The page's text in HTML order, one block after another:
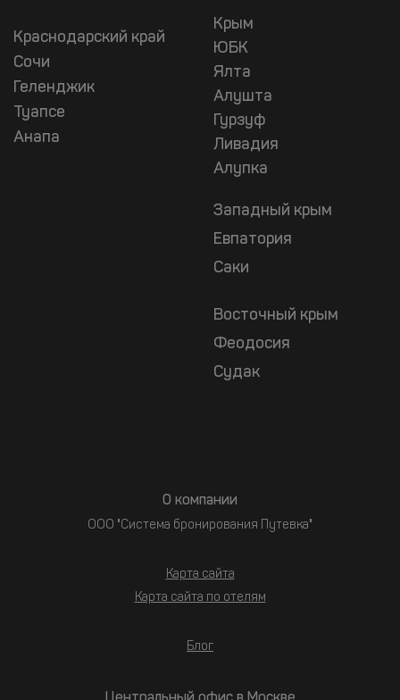
Краснодарский край
Сочи
Геленджик
Туапсе
Анапа
Крым
ЮБК
Ялта
Алушта
Гурзуф
Ливадия
Алупка
Западный крым
Евпатория
Саки
Восточный крым
Феодосия
Судак
О компании
ООО "Система бронирования Путевка"
Карта сайта
Карта сайта по отелям
Блог